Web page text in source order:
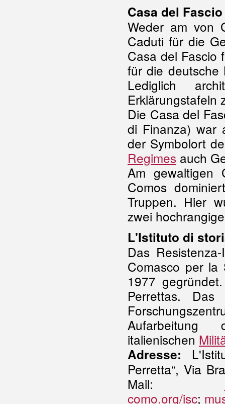
Casa del
Weder am von
Caduti für die
Casa del Fascio
für die deutsche
Lediglich
Die Casa del
di Finanza)
der Symbolort
Regimes auch
Am gewaltigen
Comos
Truppen. Hier
zwei
L'Istituto di
Das
Comasco per la
1977
Perrettas.
italienischen
Adresse:
Perretta“, Via
Mail:
como.org/isc;